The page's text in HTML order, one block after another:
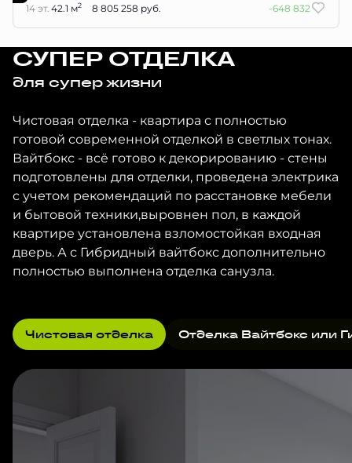
14 эт. 42.1 м2 8 805 258 руб. -648 832
СУПЕР ОТДЕЛКА
для супер жизни
Чистовая отделка - квартира с полностью
готовой современной отделкой в светлых тонах.
Вайтбокс - всё готово к декорированию - стены
подготовлены для отделки, проведена электрика
с учетом рекомендаций по расстановке мебели
и бытовой техники,выровнен пол, в каждой
квартире установлена взломостойкая входная
дверь. А с Гибридный вайтбокс дополнительно
полностью выполнена отделка санузла.
Чистовая отделка Отделка Вайтбокс или